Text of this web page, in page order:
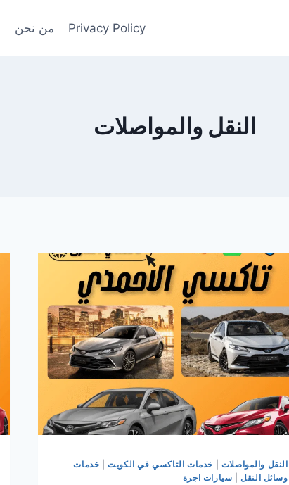
Privacy Policy من نحن
النقل والمواصلات
النقل والمواصلات خدمات التاكسي في الكويت| خدمات
وسائل النقل| سيارات اجرة